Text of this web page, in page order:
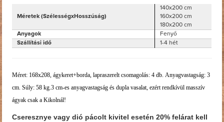
Méretek (SzélességxHosszúság)
140x200 cm
160x200 cm
180x200 cm
Anyagok
Fenyő
Szállítási idő
1-4 hét
Méret: 168x208, ágykeret+borda, lapraszerelt csomagolás: 4 db. Anyagvastagság: 3
cm. Súly: 58 kg.3 cm-es anyagvastagság és dupla vasalat, ezért rendkívül masszív
ágyak csak a Kikolnál!
Cseresznye vagy dió pácolt kivitel esetén 20% felárat kell